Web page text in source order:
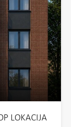
LOKACIJA